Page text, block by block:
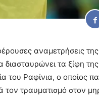
αναμετρήσεις
διασταυρώνει τα ξίφη
του Ραφίνια, ο οποίος
τον τραυματισμό στον